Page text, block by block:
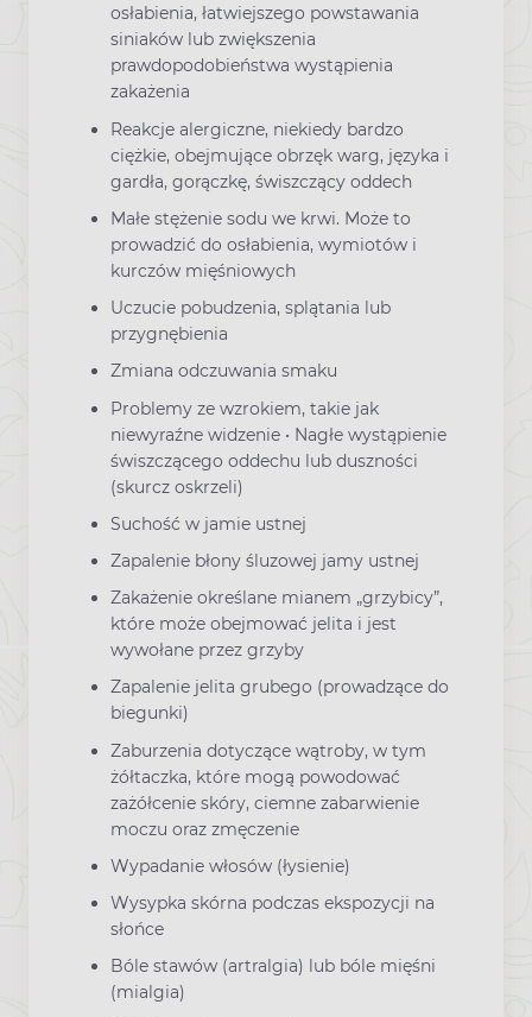
osłabienia, łatwiejszego powstawania
siniaków lub zwiększenia
prawdopodobieństwa wystąpienia
zakażenia
Reakcje alergiczne, niekiedy bardzo
ciężkie, obejmujące obrzęk warg, języka i
gardła, gorączkę, świszczący oddech
Małe stężenie sodu we krwi. Może to
prowadzić do osłabienia, wymiotów i
kurczów mięśniowych
Uczucie pobudzenia, splątania lub
przygnębienia
Zmiana odczuwania smaku
Problemy ze wzrokiem, takie jak
niewyraźne widzenie • Nagłe wystąpienie
świszczącego oddechu lub duszności
(skurcz oskrzeli)
Suchość w jamie ustnej
Zapalenie błony śluzowej jamy ustnej
Zakażenie określane mianem „grzybicy”,
które może obejmować jelita i jest
wywołane przez grzyby
Zapalenie jelita grubego (prowadzące do
biegunki)
Zaburzenia dotyczące wątroby, w tym
żółtaczka, które mogą powodować
zażółcenie skóry, ciemne zabarwienie
moczu oraz zmęczenie
Wypadanie włosów (łysienie)
Wysypka skórna podczas ekspozycji na
słońce
Bóle stawów (artralgia) lub bóle mięśni
(mialgia)